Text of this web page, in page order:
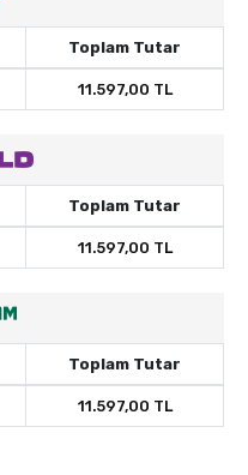
Toplam Tutar
11.597,00 TL
Toplam Tutar
11.597,00 TL
Toplam Tutar
11.597,00 TL